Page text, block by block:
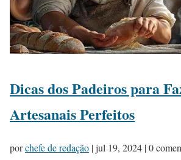
Dicas dos Padeiros para
Artesanais Perfeitos
porchefe de redação |jul 19, 2024 | 0